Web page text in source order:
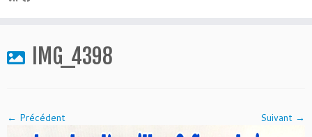
contenu IMG_4398
← Précédent Suivant →